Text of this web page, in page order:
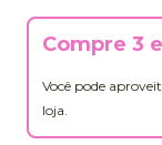
Compre 3
Você pode
loja.